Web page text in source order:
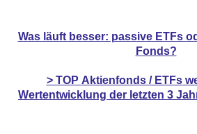
Was läuft besser: passive ETFs
Fonds?
> TOP Aktienfonds / ETFs
Wertentwicklung der letzten 3